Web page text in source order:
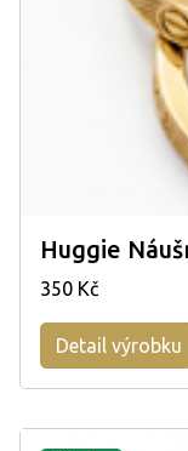
Huggie
350 Kč
Detail výrobku